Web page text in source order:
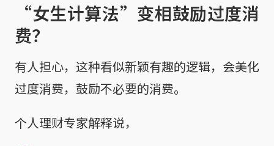
“女生计算法”变相鼓励过度消
费？
有人担心，这种看似新颖有趣的逻辑，会美化
过度消费，鼓励不必要的消费。
个人理财专家解释说，